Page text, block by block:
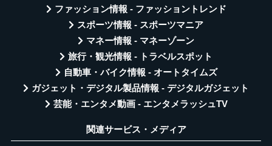
ファッション情報 - ファッショントレンド
スポーツ情報 - スポーツマニア
マネー情報 - マネーゾーン
旅行・観光情報 - トラベルスポット
自動車・バイク情報 - オートタイムズ
ガジェット・デジタル製品情報 - デジタルガジェット
芸能・エンタメ動画 - エンタメラッシュTV
関連サービス・メディア